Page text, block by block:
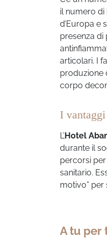
il numero
d’Europa e
presenza
articolari. I
produzione
corpo
I
L’Hotel
durante il
percorsi
sanitario.
motivo” per
A tu per